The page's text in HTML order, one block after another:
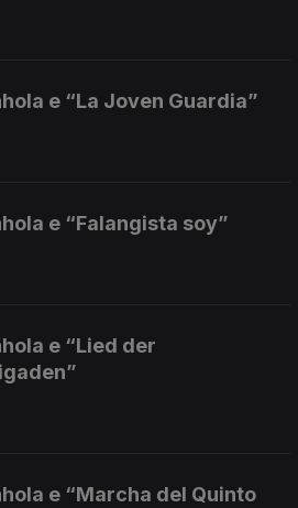
e “La Joven Guardia”
e “Falangista soy”
e “Lied der
e “Marcha del Quinto